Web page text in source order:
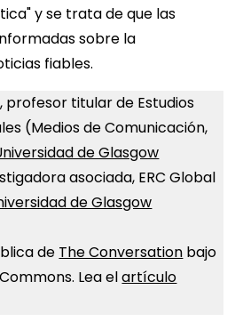
y se trata de que las
sobre la
fiables.
, profesor titular de Estudios
(Medios de Comunicación,
de Glasgow
asociada, ERC Global
de Glasgow
de The Conversation bajo
Lea elartículo